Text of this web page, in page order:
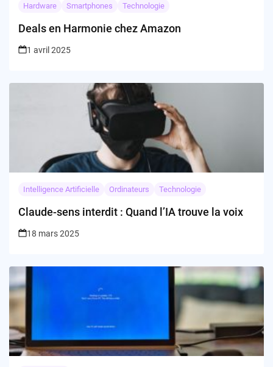
Hardware Smartphones Technologie
Deals en Harmonie chez Amazon
1 avril 2025
Intelligence Artificielle Ordinateurs Technologie
Claude-sens interdit : Quand l’IA trouve la voix
18 mars 2025